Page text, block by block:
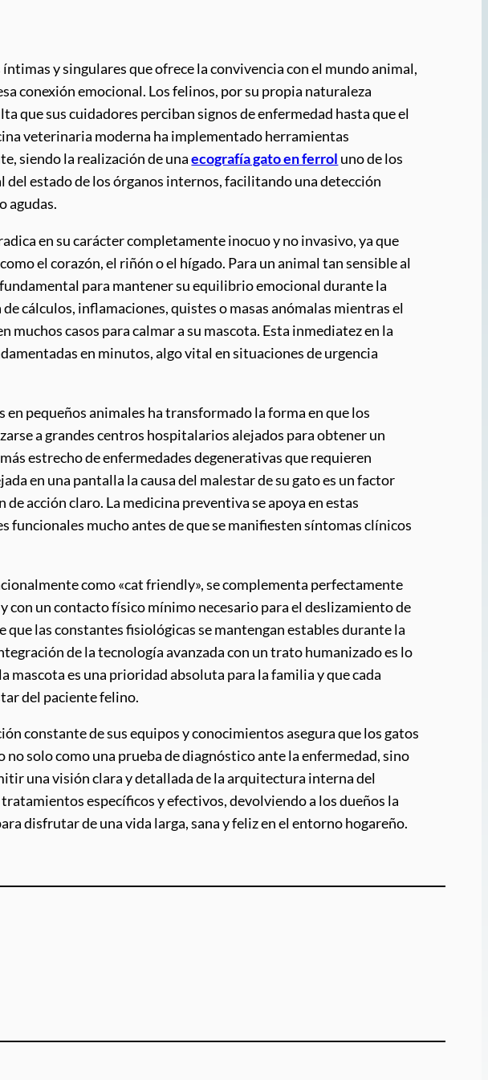
y singulares que ofrece la convivencia con el mundo animal,
conexión emocional. Los felinos, por su propia naturaleza
que sus cuidadores perciban signos de enfermedad hasta que el
veterinaria moderna ha implementado herramientas
siendo la realización de unaecografía gato en ferrol uno de los
estado de los órganos internos, facilitando una detección
agudas.
en su carácter completamente inocuo y no invasivo, ya que
el corazón, el riñón o el hígado. Para un animal tan sensible al
para mantener su equilibrio emocional durante la
cálculos, inflamaciones, quistes o masas anómalas mientras el
casos para calmar a su mascota. Esta inmediatez en la
en minutos, algo vital en situaciones de urgencia
pequeños animales ha transformado la forma en que los
a grandes centros hospitalarios alejados para obtener un
estrecho de enfermedades degenerativas que requieren
en una pantalla la causa del malestar de su gato es un factor
acción claro. La medicina preventiva se apoya en estas
mucho antes de que se manifiesten síntomas clínicos
como «cat friendly», se complementa perfectamente
con un contacto físico mínimo necesario para el deslizamiento de
las constantes fisiológicas se mantengan estables durante la
de la tecnología avanzada con un trato humanizado es lo
mascota es una prioridad absoluta para la familia y que cada
del paciente felino.
constante de sus equipos y conocimientos asegura que los gatos
solo como una prueba de diagnóstico ante la enfermedad, sino
una visión clara y detallada de la arquitectura interna del
específicos y efectivos, devolviendo a los dueños la
disfrutar de una vida larga, sana y feliz en el entorno hogareño.